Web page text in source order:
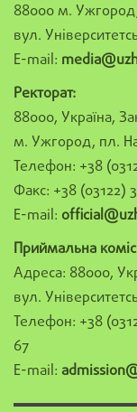
88000 м.
вул.
E-mail:
Ректорат:
88000, Україна,
м. Ужгород, пл.
Телефон: +38
Факс: +38 (03122)
E-mail:
Приймальна
Адреса: 88000,
вул.
Телефон: +38
67
E-mail: